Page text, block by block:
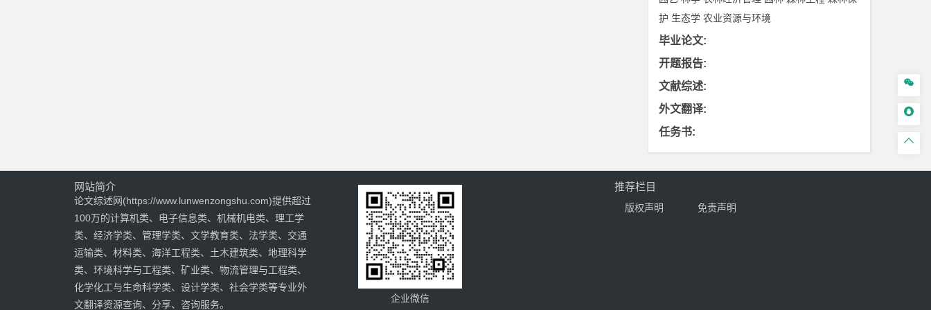
护 生态学 农业资源与环境
毕业论文:
开题报告:
文献综述:
外文翻译:
任务书:



网站简介
论文综述网(https://www.lunwenzongshu.com)提供超过
100万的计算机类、电子信息类、机械机电类、理工学
类、经济学类、管理学类、文学教育类、法学类、交通
运输类、材料类、海洋工程类、土木建筑类、地理科学
类、环境科学与工程类、矿业类、物流管理与工程类、
化学化工与生命科学类、设计学类、社会学类等专业外
文翻译资源查询、分享、咨询服务。
企业微信
推荐栏目
版权声明 免责声明